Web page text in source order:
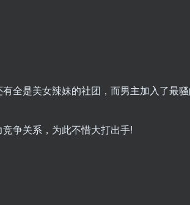
全是美女辣妹的社团，而男主加入了最骚
争关系，为此不惜大打出手!